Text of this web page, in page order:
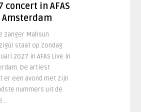
concert in AFAS
Amsterdam
zanger Mahsun
staat op zondag
2027 in AFAS Live in
De artiest
er een avond met zijn
nummers uit de
..